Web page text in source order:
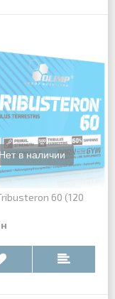
60 (120